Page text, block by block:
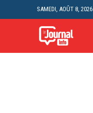
SAMEDI, AOÛT 8, 2026